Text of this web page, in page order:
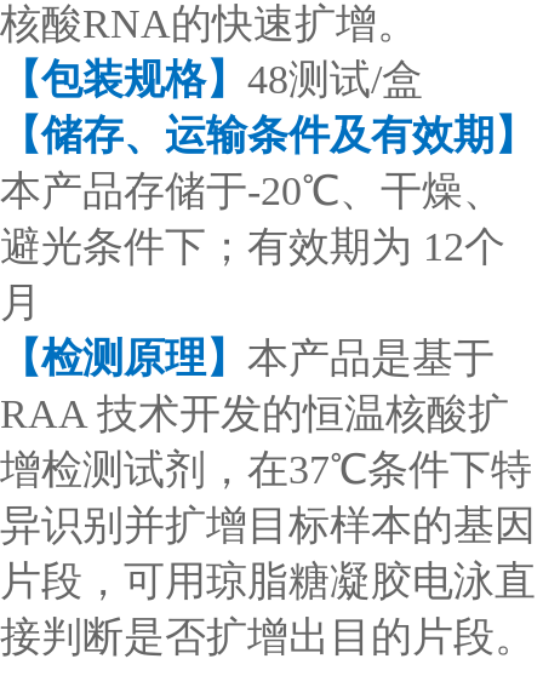
核酸RNA的快速扩增。
【包装规格】 48测试/盒
【储存、运输条件及有效期】
本产品存储于-20℃、干燥、
避光条件下；有效期为 12个
月
【检测原理】 本产品是基于
RAA 技术开发的恒温核酸扩
增检测试剂，在37℃条件下特
异识别并扩增目标样本的基因
片段，可用琼脂糖凝胶电泳直
接判断是否扩增出目的片段。